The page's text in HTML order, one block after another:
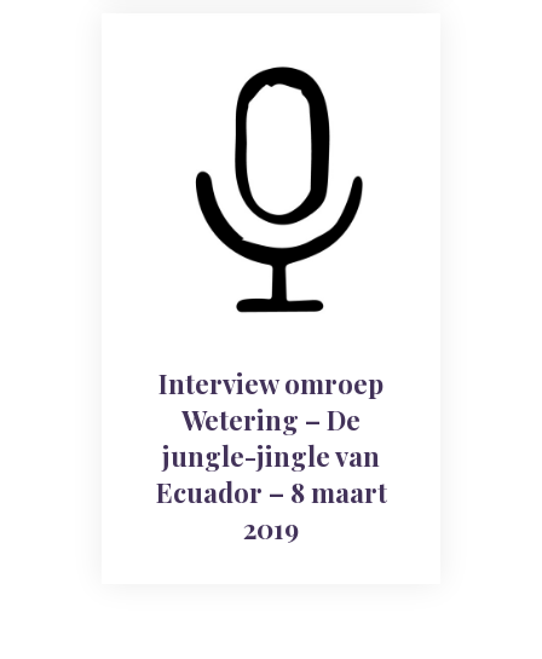
Interview omroep
Wetering – De
jungle-jingle van
Ecuador – 8 maart
2019